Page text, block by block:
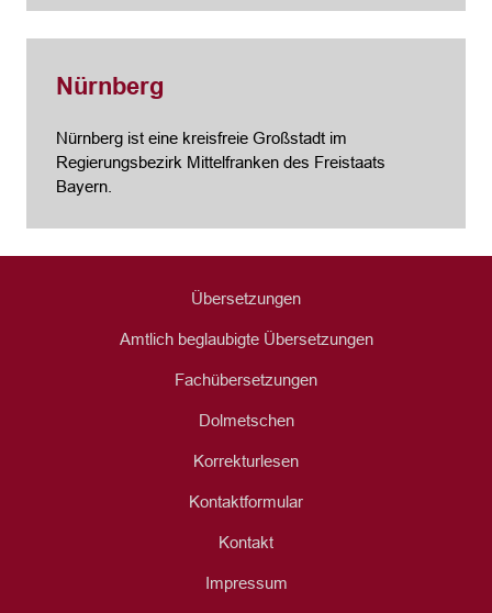
Nürnberg
Nürnberg ist eine kreisfreie Großstadt im
Regierungsbezirk Mittelfranken des Freistaats
Bayern.
Übersetzungen
Amtlich beglaubigte Übersetzungen
Fachübersetzungen
Dolmetschen
Korrekturlesen
Kontaktformular
Kontakt
Impressum